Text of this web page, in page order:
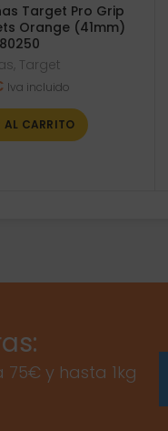
Target Pro Grip
Orange (41mm)
, Target
Iva incluido
AL CARRITO
75€ y hasta 1kg